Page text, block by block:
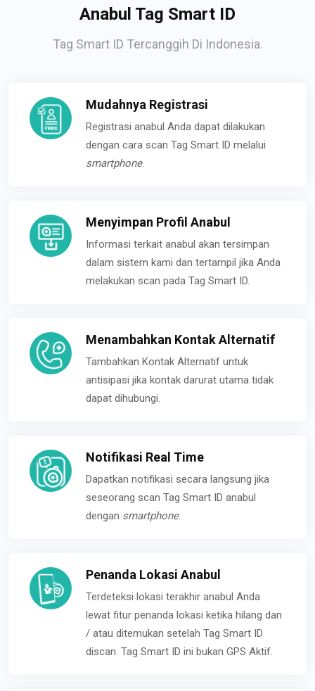
Anabul Tag Smart ID
Tag Smart ID Tercanggih Di Indonesia.
Mudahnya Registrasi
Registrasi anabul Anda dapat dilakukan
dengan cara scan Tag Smart ID melalui
smartphone.
Menyimpan Profil Anabul
Informasi terkait anabul akan tersimpan
dalam sistem kami dan tertampil jika Anda
melakukan scan pada Tag Smart ID.
Menambahkan Kontak Alternatif
Tambahkan Kontak Alternatif untuk
antisipasi jika kontak darurat utama tidak
dapat dihubungi.
Notifikasi Real Time
Dapatkan notifikasi secara langsung jika
seseorang scan Tag Smart ID anabul
dengan smartphone.
Penanda Lokasi Anabul
Terdeteksi lokasi terakhir anabul Anda
lewat fitur penanda lokasi ketika hilang dan
/ atau ditemukan setelah Tag Smart ID
discan. Tag Smart ID ini bukan GPS Aktif.